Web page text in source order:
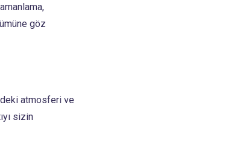
göz
atmosferi ve
sizin